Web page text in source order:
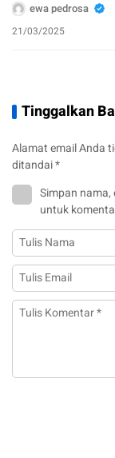
ewa pedrosa
21/03/2025
Tinggalkan
Alamat email Anda
ditandai*
Simpan
untuk